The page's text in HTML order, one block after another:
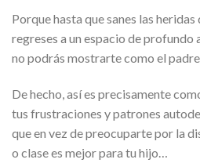
Porque hasta que sanes las heridas
regreses a un espacio de profundo
no podrás mostrarte como el
De hecho, así es precisamente
tus frustraciones y patrones
que en vez de preocuparte por la
o clase es mejor para tu hijo…